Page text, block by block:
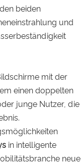
beiden
und
mit der
einen doppelten
junge Nutzer, die
in intelligente
neue